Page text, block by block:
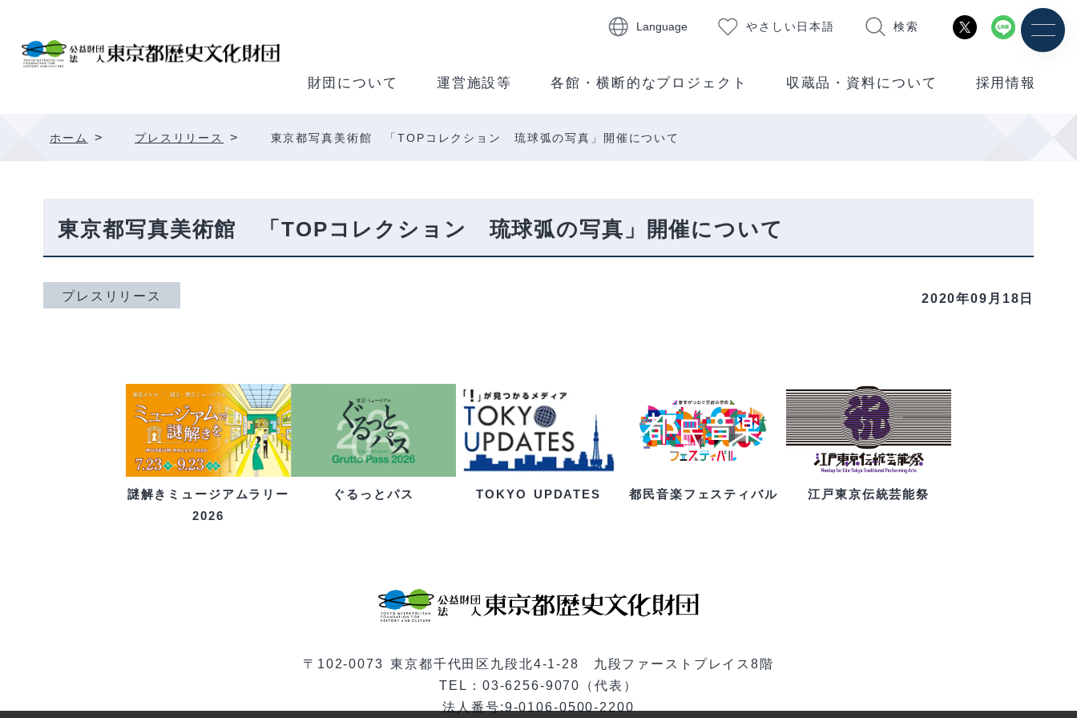
Language やさしい日本語 検索
財団について 運営施設等 各館・横断的なプロジェクト 収蔵品・資料について 採用情報
ホーム > プレスリリース > 東京都写真美術館 「TOPコレクション 琉球弧の写真」開催について
東京都写真美術館 「TOPコレクション 琉球弧の写真」開催について
プレスリリース 2020年09月18日
謎解きミュージアムラリー
2026
ぐるっとパス TOKYO UPDATES 都民音楽フェスティバル 江戸東京伝統芸能祭
〒102-0073 東京都千代田区九段北4-1-28 九段ファーストプレイス8階
TEL：03-6256-9070（代表）
法人番号:9-0106-0500-2200